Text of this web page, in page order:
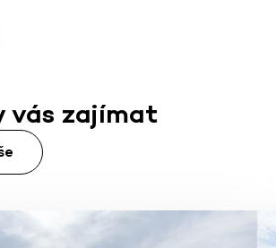
vás zajímat